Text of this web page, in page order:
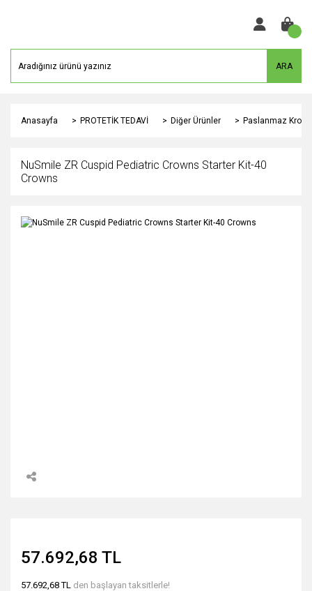
ARA
Anasayfa PROTETİK TEDAVİ Diğer Ürünler Paslanmaz Kron
NuSmile ZR Cuspid Pediatric Crowns Starter Kit-40
Crowns
57.692,68 TL
57.692,68 TL den başlayan taksitlerle!